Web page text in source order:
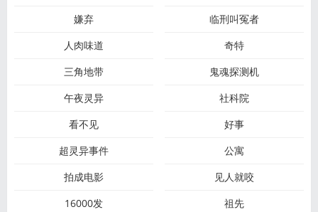
嫌弃
临刑叫冤者
人肉味道
奇特
三角地带
鬼魂探测机
午夜灵异
社科院
看不见
好事
超灵异事件
公寓
拍成电影
见人就咬
16000发
祖先